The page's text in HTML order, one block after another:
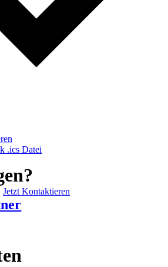
.ics Datei
Jetzt Kontaktieren